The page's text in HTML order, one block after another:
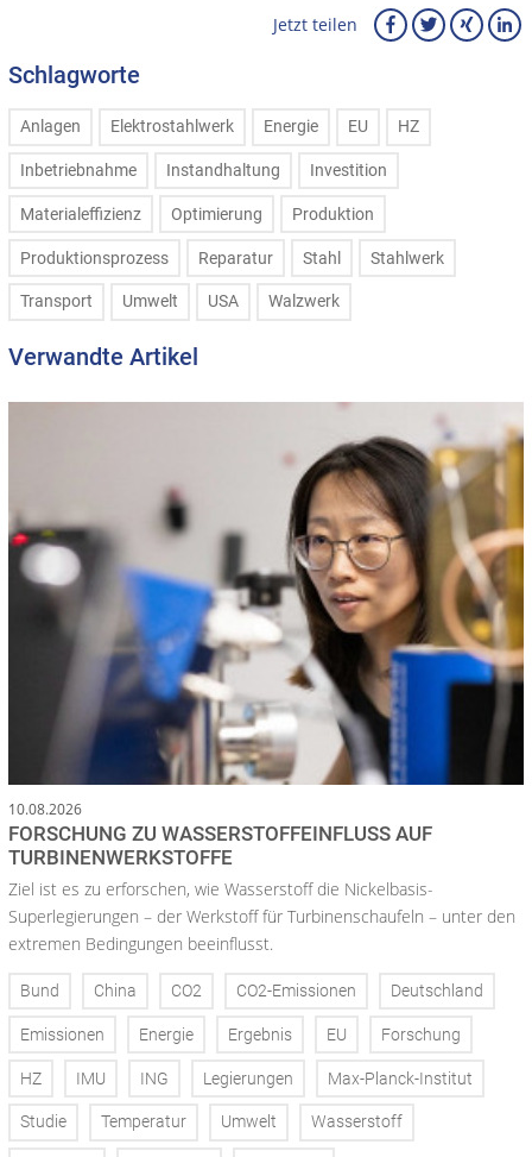
Jetzt teilen
Schlagworte
Anlagen Elektrostahlwerk Energie EU HZ
Inbetriebnahme Instandhaltung Investition
Materialeffizienz Optimierung Produktion
Produktionsprozess Reparatur Stahl Stahlwerk
Transport Umwelt USA Walzwerk
Verwandte Artikel
10.08.2026
FORSCHUNG ZU WASSERSTOFFEINFLUSS AUF
TURBINENWERKSTOFFE
Ziel ist es zu erforschen, wie Wasserstoff die Nickelbasis-
Superlegierungen – der Werkstoff für Turbinenschaufeln – unter den
extremen Bedingungen beeinflusst.
Bund China CO2 CO2-Emissionen Deutschland
Emissionen Energie Ergebnis EU Forschung
HZ IMU ING Legierungen Max-Planck-Institut
Studie Temperatur Umwelt Wasserstoff